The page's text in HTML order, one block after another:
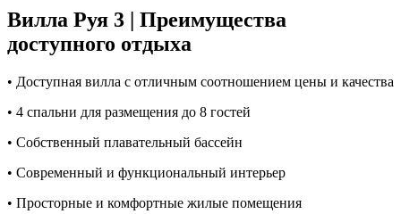
Вилла Руя 3 | Преимущества
доступного отдыха
• Доступная вилла с отличным соотношением цены и качества
• 4 спальни для размещения до 8 гостей
• Собственный плавательный бассейн
• Современный и функциональный интерьер
• Просторные и комфортные жилые помещения